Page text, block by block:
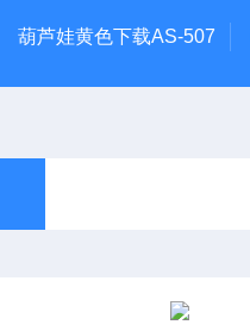
葫芦娃黄色下载AS-507